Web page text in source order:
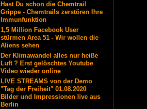
Hast Du schon die Chemtrail
Grippe - Chemtrails zerstören Ihre
Immunfunktion
1,5 Million Facebook User
stürmen Area 51 - Wir wollen die
Aliens sehen
Der Klimawandel alles nur heiße
Luft ? Erst gelöschtes Youtube
Video wieder online
LIVE STREAMS von der Demo
"Tag der Freiheit" 01.08.2020
Bilder und Impressionen live aus
Berlin